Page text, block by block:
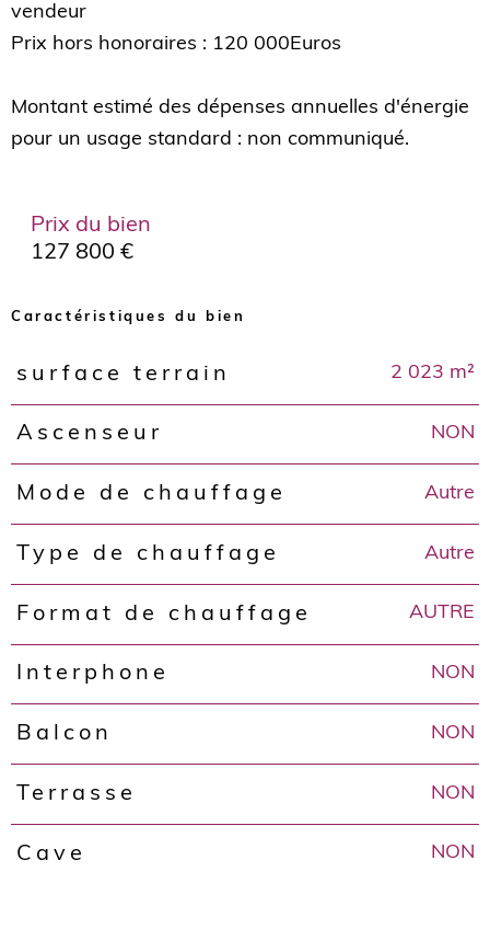
vendeur
Prix hors honoraires : 120 000Euros
Montant estimé des dépenses annuelles d'énergie
Prix du bien
127 800 €
Caractéristiques du bien
Caractéristiques Valeurs
surface terrain 2 023 m²
Ascenseur NON
Mode de chauffage Autre
Type de chauffage Autre
Format de chauffage AUTRE
Interphone NON
Balcon NON
Terrasse NON
Cave NON